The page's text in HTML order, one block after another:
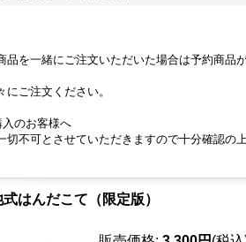
品を一緒にご注文いただいた場合は予約商品
ご注文ください。
のお客様へ
不可とさせていただきますので十分確認の
はんだこて（限定版）